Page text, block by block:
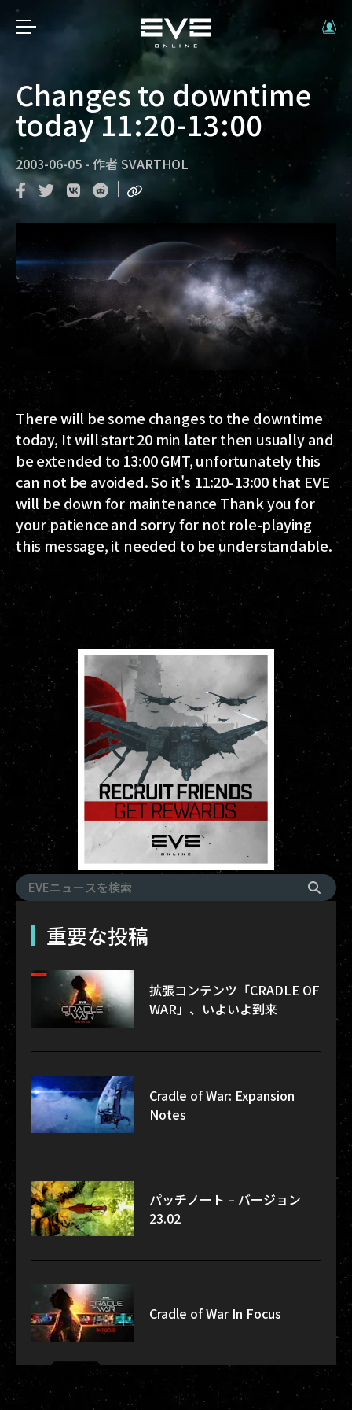
Changes to downtime
today 11:20-13:00
2003-06-05 - 作者 SVARTHOL
There will be some changes to the downtime
today, It will start 20 min later then usually and
be extended to 13:00 GMT, unfortunately this
can not be avoided. So it's 11:20-13:00 that EVE
will be down for maintenance Thank you for
your patience and sorry for not role-playing
this message, it needed to be understandable.
重要な投稿
拡張コンテンツ「CRADLE OF
WAR」、いよいよ到来
Cradle of War: Expansion
Notes
パッチノート – バージョン
23.02
Cradle of War In Focus